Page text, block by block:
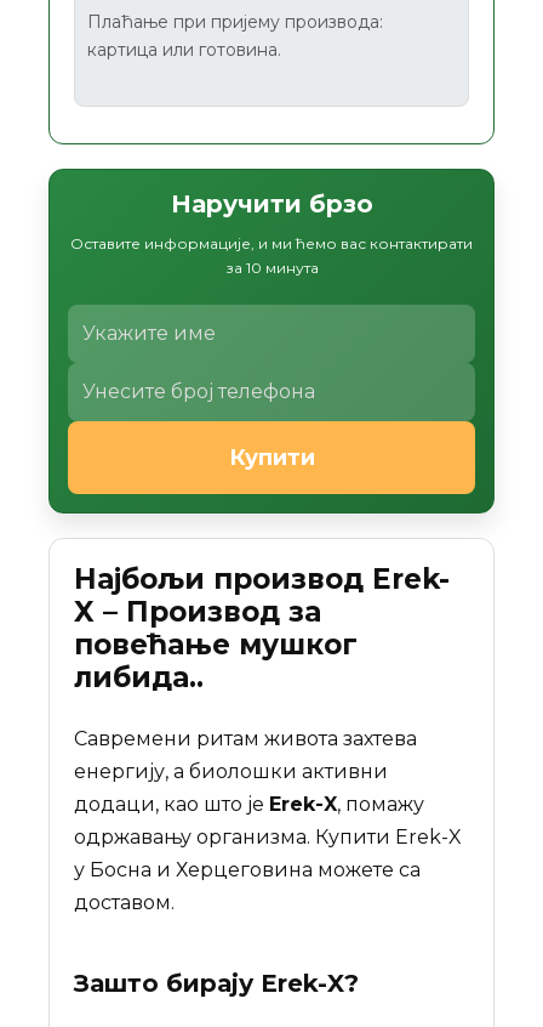
Плаћање при пријему производа:
картица или готовина.
Наручити брзо
Оставите информације, и ми ћемо вас контактирати
за 10 минута
Купити
Најбољи производ Erek-
X – Производ за
повећање мушког
либида..
Савремени ритам живота захтева
енергију, а биолошки активни
додаци, као што је Erek-X, помажу
одржавању организма. Купити Erek-X
у Босна и Херцеговина можете са
доставом.
Зашто бирају Erek-X?